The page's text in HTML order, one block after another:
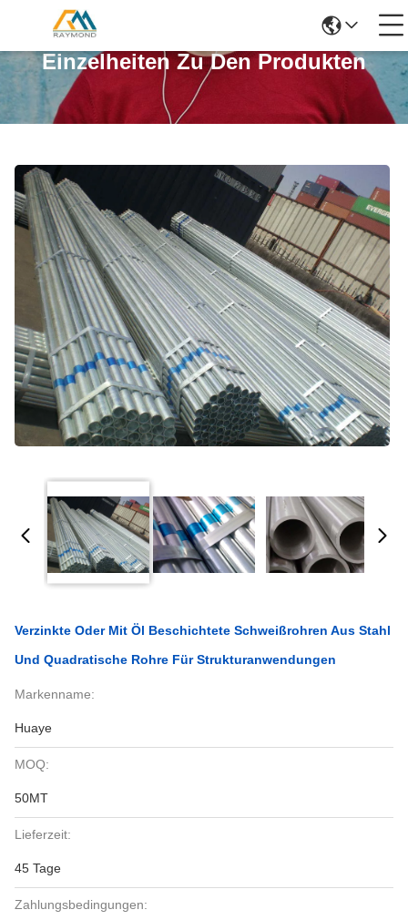
Einzelheiten Zu Den Produkten
Verzinkte Oder Mit Öl Beschichtete Schweißrohren Aus Stahl
Und Quadratische Rohre Für Strukturanwendungen
Markenname:
Huaye
MOQ:
50MT
Lieferzeit:
45 Tage
Zahlungsbedingungen: